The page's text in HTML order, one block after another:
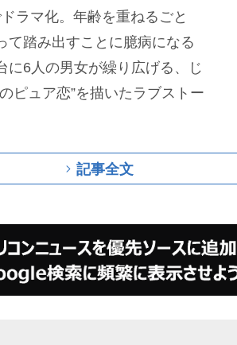
ラマ化。年齢を重ねるごと
て踏み出すことに臆病になる
に6人の男女が繰り広げる、じ
ピュア恋”を描いたラブストー
記事全文